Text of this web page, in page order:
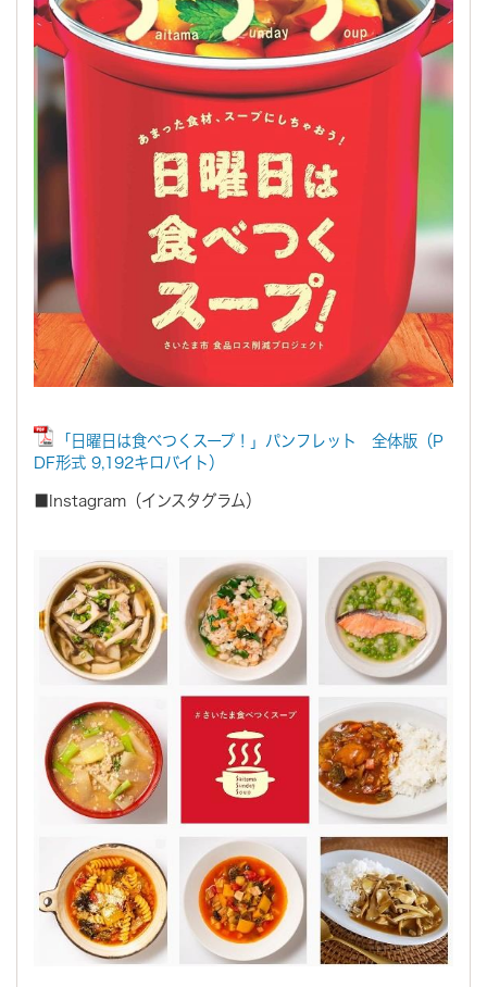
「日曜日は食べつくスープ！」パンフレット 全体版（P
DF形式 9,192キロバイト）
■Instagram（インスタグラム）